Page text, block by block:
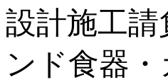
設計施工
ンド食器